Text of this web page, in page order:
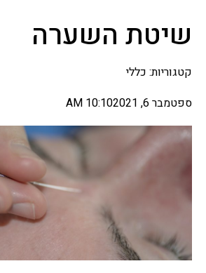
קיים
לכל אדם
התועלת
במאמר
רפואה
ומוכרים
רפואה
שיטת השערה
קטגוריות: כללי
ספטמבר 6, 2021
10:10 AM